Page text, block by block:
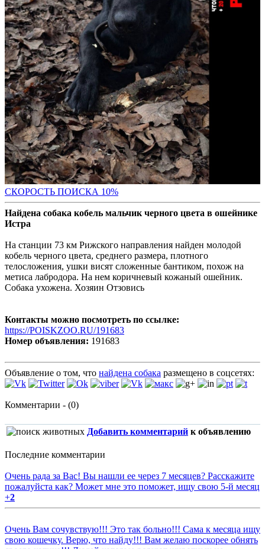
СКОРОСТЬ ПОИСКА 10%
Найдена собака кобель мальчик черного цвета в ошейнике
Истра
На станции 73 км Рижского направления найден молодой
кобель черного цвета, среднего размера, плотного
телосложения, ушки висят сложенные бантиком, похож на
метиса лабродора. На нем коричневый кожаный ошейник.
Собака ухожена. Хозяин Отзовись
Контакты можно посмотреть по ссылке:
https://POISKZOO.RU/191683
Номер объявления: 191683
Объявление о том, что найдена собака размещено в соцсетях:
Комментарии - (0)
Добавить комментарий к объявлению
Последние комментарии
Очень рада за Вас! Вы нашли ее через 7 месяцев? Расскажите
пожалуйста как? Может мне это поможет, ищу свою 5-й месяц
+2
Очень Вам сочувствую!!! Это так больно!!! Сама к месяца ищу
свою кошечку. Верю, что найду!!! Вам желаю поскорее обнять